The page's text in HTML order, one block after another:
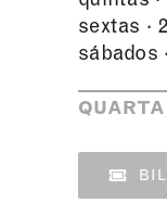
sextas ·
sábados
QUARTA